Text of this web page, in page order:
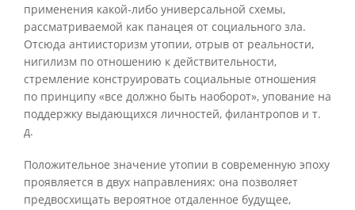
применения какой-либо универсальной схемы,
рассматриваемой как панацея от социального зла.
Отсюда антиисторизм утопии, отрыв от реальности,
нигилизм по отношению к действительности,
стремление конструировать социальные отношения
по принципу «все должно быть наоборот», упование на
поддержку выдающихся личностей, филантропов и т.
д.
Положительное значение утопии в современную эпоху
проявляется в двух направлениях: она позволяет
предвосхищать вероятное отдаленное будущее,